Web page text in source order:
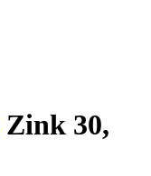
Zink 30,